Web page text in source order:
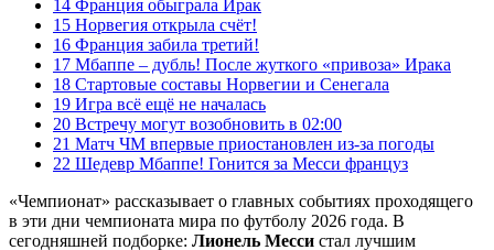
14 Франция обыграла Ирак
15 Норвегия открыла счёт!
16 Франция забила третий!
17 Мбаппе – дубль! После жуткого «привоза» Ирака
18 Стартовые составы Норвегии и Сенегала
19 Игра всё ещё не началась
20 Встречу могут возобновить в 02:00
21 Матч ЧМ впервые приостановлен из-за погоды
22 Шедевр Мбаппе! Гонится за Месси француз
«Чемпионат» рассказывает о главных событиях проходящего
в эти дни чемпионата мира по футболу 2026 года. В
сегодняшней подборке: Лионель Месси стал лучшим